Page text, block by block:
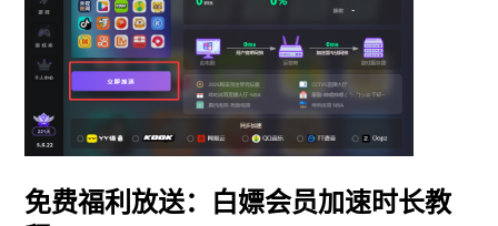
免费福利放送：白嫖会员加速时长教